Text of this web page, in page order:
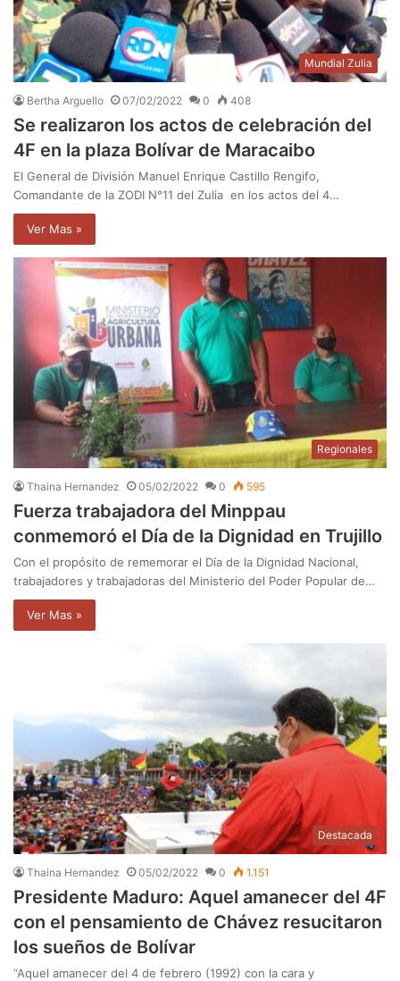
Mundial Zulia
Bertha Arguello 07/02/2022 0 408
Se realizaron los actos de celebración del
4F en la plaza Bolívar de Maracaibo
El General de División Manuel Enrique Castillo Rengifo,
Comandante de la ZODI N°11 del Zulia en los actos del 4…
Ver Mas »
Regionales
Thaina Hernandez 05/02/2022 0 595
Fuerza trabajadora del Minppau
conmemoró el Día de la Dignidad en Trujillo
Con el propósito de rememorar el Día de la Dignidad Nacional,
trabajadores y trabajadoras del Ministerio del Poder Popular de…
Ver Mas »
Destacada
Thaina Hernandez 05/02/2022 0 1.151
Presidente Maduro: Aquel amanecer del 4F
con el pensamiento de Chávez resucitaron
los sueños de Bolívar
“Aquel amanecer del 4 de febrero (1992) con la cara y